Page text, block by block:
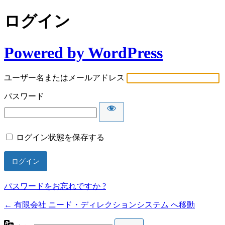
ログイン
Powered by WordPress
ユーザー名またはメールアドレス
パスワード
ログイン状態を保存する
パスワードをお忘れですか ?
← 有限会社 ニード・ディレクションシステム へ移動